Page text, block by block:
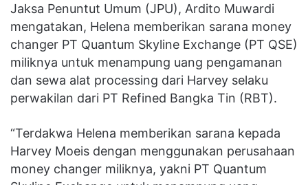
Jaksa Penuntut Umum (JPU), Ardito Muwardi
mengatakan, Helena memberikan sarana money
changer PT Quantum Skyline Exchange (PT QSE)
miliknya untuk menampung uang pengamanan
dan sewa alat processing dari Harvey selaku
perwakilan dari PT Refined Bangka Tin (RBT).
“Terdakwa Helena memberikan sarana kepada
Harvey Moeis dengan menggunakan perusahaan
money changer miliknya, yakni PT Quantum